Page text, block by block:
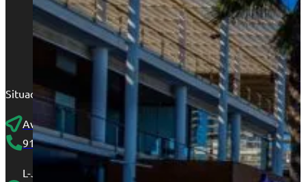
Situados en la arteria principal de Alicante, nuestras oficinas
Avenida Maisonnave, 41, 2H, 03003 Alicante
910 25 46 45
L-J 9:00 a 14:00 y 15:00 a